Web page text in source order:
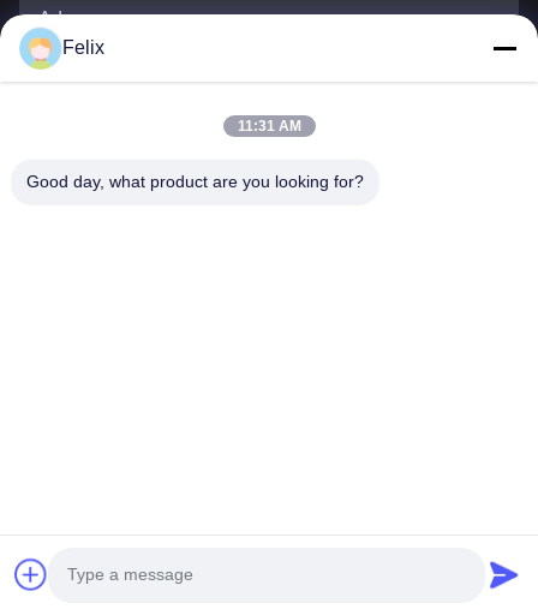
Adınız
E-posta
Felix
11:31 AM
Good day, what product are you looking for?